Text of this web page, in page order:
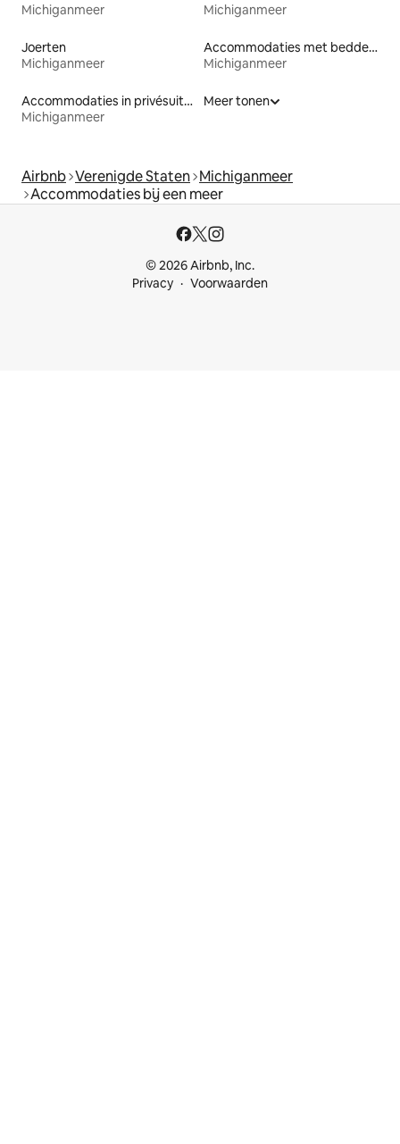
Michiganmeer
Michiganmeer
Joerten
Michiganmeer
Accommodaties met bedden op toegankelijke hoogte
Michiganmeer
Accommodaties in privésuites
Michiganmeer
Meer tonen
Airbnb Verenigde Staten Michiganmeer
Accommodaties bij een meer
© 2026 Airbnb, Inc.
Privacy
Voorwaarden